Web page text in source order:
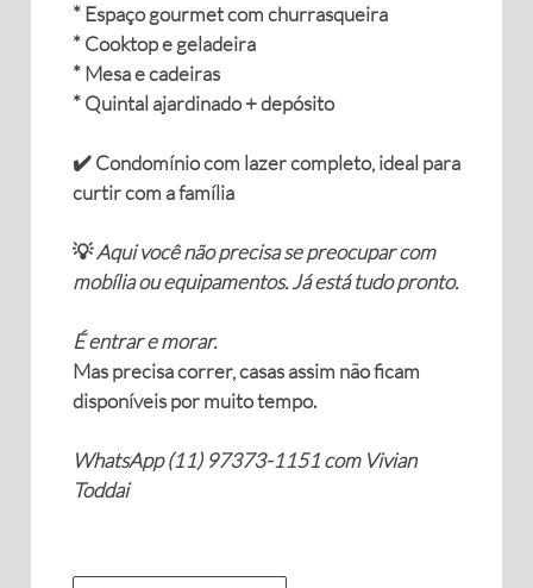
* Espaço gourmet com churrasqueira
* Cooktop e geladeira
* Mesa e cadeiras
* Quintal ajardinado + depósito
✔️ Condomínio com lazer completo, ideal para
curtir com a família
💡Aqui você não precisa se preocupar com
mobília ou equipamentos. Já está tudo pronto.
É entrar e morar.
Mas precisa correr, casas assim não ficam
disponíveis por muito tempo.
WhatsApp (11) 97373-1151 com Vivian
Toddai